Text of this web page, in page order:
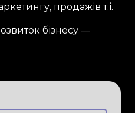
продажів т.і.
бізнесу —